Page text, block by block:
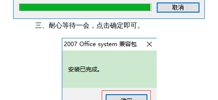
三、耐心等待一会，点击确定即可。